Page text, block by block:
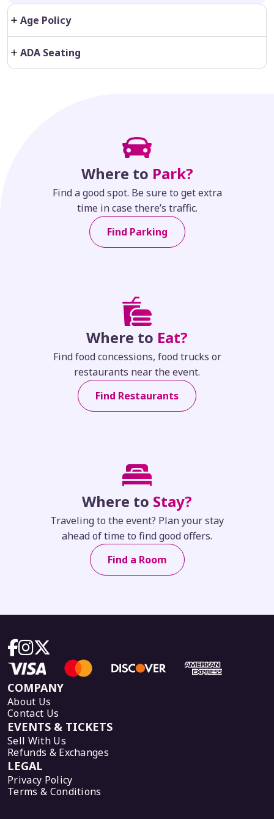
Instrumentos musicales
🟢 Artículos SÍ permitidos:
Sombrillas personales únicamente
Carteras pequeñas (no bultos)
Age Policy
ADA Seating
Where to Park?
Find a good spot. Be sure to get extra
time in case there’s traffic.
Find Parking
Where to Eat?
Find food concessions, food trucks or
restaurants near the event.
Find Restaurants
Where to Stay?
Traveling to the event? Plan your stay
ahead of time to find good offers.
Find a Room
COMPANY
About Us
Contact Us
EVENTS & TICKETS
Sell With Us
Refunds & Exchanges
LEGAL
Privacy Policy
Terms & Conditions